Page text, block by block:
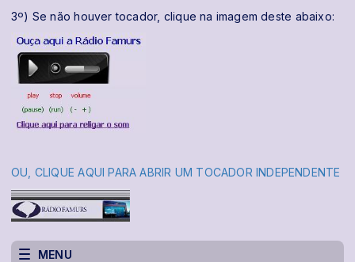
3º) Se não houver tocador, clique na imagem deste abaixo:
OU, CLIQUE AQUI PARA ABRIR UM TOCADOR INDEPENDENTE
MENU